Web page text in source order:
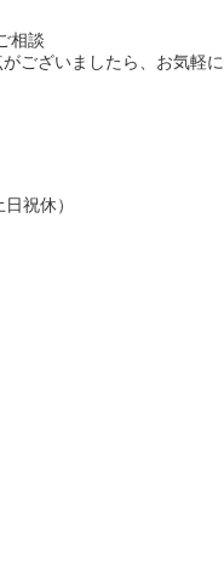
ございましたら、お気軽に
祝休）